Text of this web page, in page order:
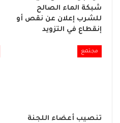
شبكة الماء الصالح
للشرب إعلان عن نقص أو
إنقطاع في التزويد
مجتمع
تنصيب أعضاء اللجنة